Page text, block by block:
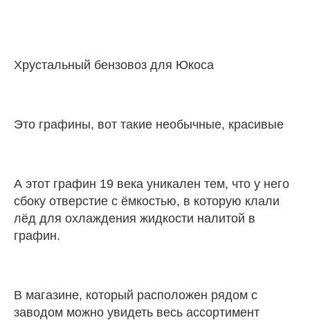
Хрустальный бензовоз для Юкоса
Это графины, вот такие необычные, красивые
А этот графин 19 века уникален тем, что у него
сбоку отверстие с ёмкостью, в которую клали
лёд для охлаждения жидкости налитой в
графин.
В магазине, который расположен рядом с
заводом можно увидеть весь ассортимент